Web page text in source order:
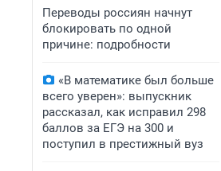
Переводы россиян начнут
блокировать по одной
причине: подробности
«В математике был больше
всего уверен»: выпускник
рассказал, как исправил 298
баллов за ЕГЭ на 300 и
поступил в престижный вуз